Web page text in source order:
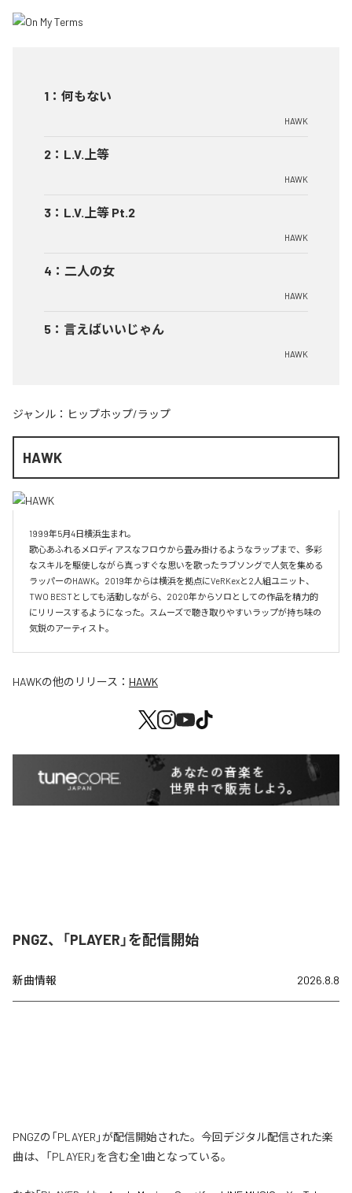
1 ： 何もない
HAWK
2 ： L.V.上等
HAWK
3 ： L.V.上等 Pt.2
HAWK
4 ： 二人の女
HAWK
5 ： 言えばいいじゃん
HAWK
ジャンル： ヒップホップ/ラップ
HAWK
1999年5月4日横浜生まれ。
歌心あふれるメロディアスなフロウから畳み掛けるようなラップまで、多彩
なスキルを駆使しながら真っすぐな思いを歌ったラブソングで人気を集める
ラッパーのHAWK。2019年からは横浜を拠点にVeRKexと2人組ユニット、
TWO BESTとしても活動しながら、2020年からソロとしての作品を精力的
にリリースするようになった。スムーズで聴き取りやすいラップが持ち味の
気鋭のアーティスト。
HAWKの他のリリース： HAWK
PNGZ、「PLAYER」を配信開始
新曲情報 2026.8.8
PNGZの「PLAYER」が配信開始された。今回デジタル配信された楽
曲は、「PLAYER」を含む全1曲となっている。